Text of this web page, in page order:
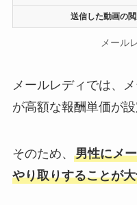
送信した動画の
メール
メールレディでは、
が高額な報酬単価が設
そのため、 男性にメ
やり取りすることが